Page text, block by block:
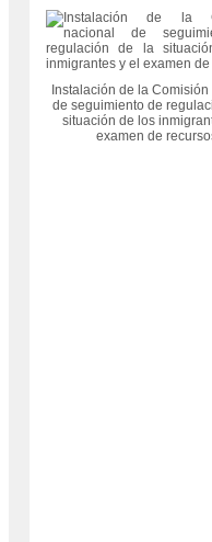
Instalación de la
de seguimiento de
situación de los
examen de